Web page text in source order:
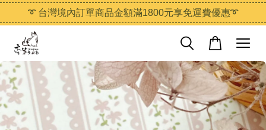
➰ 台灣境內訂單商品金額滿1800元享免運費優惠➰